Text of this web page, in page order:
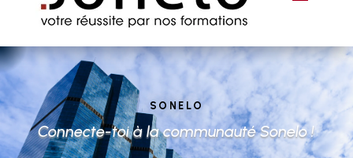
SONELO
Connecte-toi à la communauté Sonelo !